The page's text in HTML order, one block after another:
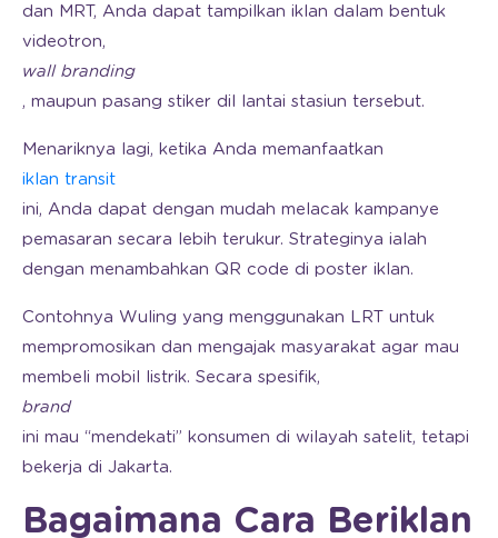
dan MRT, Anda dapat tampilkan iklan dalam bentuk
videotron,
wall branding
, maupun pasang stiker dil lantai stasiun tersebut.
Menariknya lagi, ketika Anda memanfaatkan
iklan transit
ini, Anda dapat dengan mudah melacak kampanye
pemasaran secara lebih terukur. Strateginya ialah
dengan menambahkan QR code di poster iklan.
Contohnya Wuling yang menggunakan LRT untuk
mempromosikan dan mengajak masyarakat agar mau
membeli mobil listrik. Secara spesifik,
brand
ini mau “mendekati” konsumen di wilayah satelit, tetapi
bekerja di Jakarta.
Bagaimana Cara Beriklan